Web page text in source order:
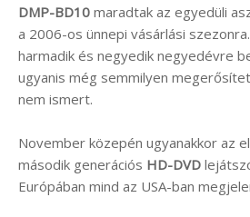
DMP-BD10 maradtak az egyedüli
a 2006-os ünnepi vásárlási
harmadik és negyedik negyedévre
ugyanis még semmilyen
nem ismert.
November közepén ugyanakkor az
második generációs HD-DVD
Európában mind az USA-ban